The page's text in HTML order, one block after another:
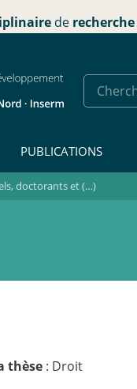
de recherche
PUBLICATIONS
doctorants et (…)
thèse : Droit